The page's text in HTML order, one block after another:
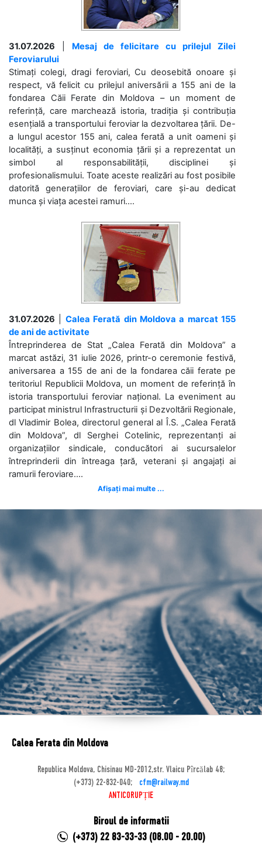
31.07.2026
Mesaj de felicitare cu prilejul Zilei
Feroviarului
Stimați colegi, dragi feroviari, Cu deosebită onoare și
respect, vă felicit cu prilejul aniversării a 155 ani de la
fondarea Căii Ferate din Moldova – un moment de
referință, care marchează istoria, tradiția și contribuția
esențială a transportului feroviar la dezvoltarea țării. De-
a lungul acestor 155 ani, calea ferată a unit oameni și
localități, a susținut economia țării și a reprezentat un
simbol al responsabilității, disciplinei și
profesionalismului. Toate aceste realizări au fost posibile
datorită generațiilor de feroviari, care și-au dedicat
munca și viața acestei ramuri....
31.07.2026
Calea Ferată din Moldova a marcat 155
de ani de activitate
Întreprinderea de Stat „Calea Ferată din Moldova” a
marcat astăzi, 31 iulie 2026, printr-o ceremonie festivă,
aniversarea a 155 de ani de la fondarea căii ferate pe
teritoriul Republicii Moldova, un moment de referință în
istoria transportului feroviar național. La eveniment au
participat ministrul Infrastructurii și Dezvoltării Regionale,
dl Vladimir Bolea, directorul general al Î.S. „Calea Ferată
din Moldova”, dl Serghei Cotelinic, reprezentanți ai
organizațiilor sindicale, conducători ai sucursalelor
întreprinderii din întreaga țară, veterani și angajați ai
ramurii feroviare....
Afișați mai multe ...
Calea Ferata din Moldova
Republica Moldova, Chisinau MD-2012,str. Vlaicu Pîrcălab 48;
(+373) 22-832-040;
cfm@railway.md
ANTICORUPȚIE
Biroul de informatii
(+373) 22 83-33-33 (08.00 - 20.00)